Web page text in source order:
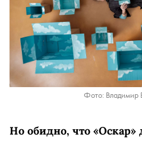
Фото: Владимир
Но обидно, что «Оскар»